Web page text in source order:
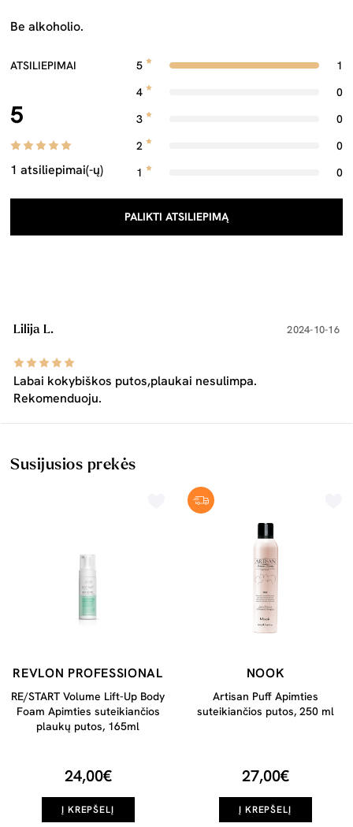
Be alkoholio.
ATSILIEPIMAI
5
1 atsiliepimai(-ų)
5
1
4
0
3
0
2
0
1
0
PALIKTI ATSILIEPIMĄ
Lilija L. 2024-10-16
Labai kokybiškos putos,plaukai nesulimpa.
Rekomenduoju.
Susijusios prekės
REVLON PROFESSIONAL
RE/START Volume Lift-Up Body
Foam Apimties suteikiančios
plaukų putos, 165ml
24,00€
Į KREPŠELĮ
NOOK
Artisan Puff Apimties
suteikiančios putos, 250 ml
27,00€
Į KREPŠELĮ